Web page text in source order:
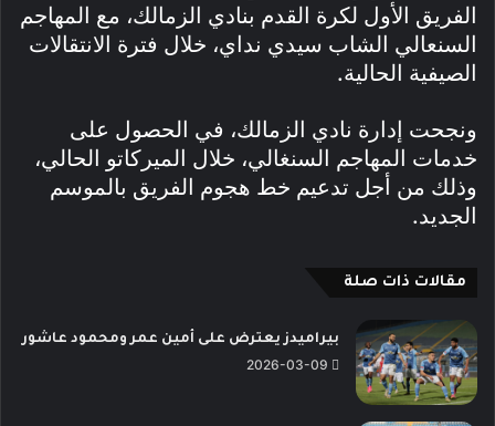
الفريق الأول لكرة القدم بنادي الزمالك، مع المهاجم
السنعالي الشاب سيدي نداي، خلال فترة الانتقالات
الصيفية الحالية.
ونجحت إدارة نادي الزمالك، في الحصول على
خدمات المهاجم السنغالي، خلال الميركاتو الحالي،
وذلك من أجل تدعيم خط هجوم الفريق بالموسم
الجديد.
مقالات ذات صلة
بيراميدز يعترض على أمين عمر ومحمود عاشور
2026-03-09